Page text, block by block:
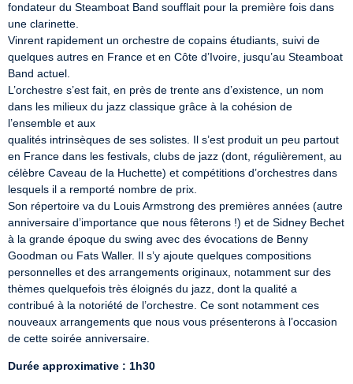
fondateur du Steamboat Band soufflait pour la première fois dans
une clarinette.
Vinrent rapidement un orchestre de copains étudiants, suivi de
quelques autres en France et en Côte d’Ivoire, jusqu’au Steamboat
Band actuel.
L’orchestre s’est fait, en près de trente ans d’existence, un nom
dans les milieux du jazz classique grâce à la cohésion de
l’ensemble et aux
qualités intrinsèques de ses solistes. Il s’est produit un peu partout
en France dans les festivals, clubs de jazz (dont, régulièrement, au
célèbre Caveau de la Huchette) et compétitions d’orchestres dans
lesquels il a remporté nombre de prix.
Son répertoire va du Louis Armstrong des premières années (autre
anniversaire d’importance que nous fêterons !) et de Sidney Bechet
à la grande époque du swing avec des évocations de Benny
Goodman ou Fats Waller. Il s’y ajoute quelques compositions
personnelles et des arrangements originaux, notamment sur des
thèmes quelquefois très éloignés du jazz, dont la qualité a
contribué à la notoriété de l’orchestre. Ce sont notamment ces
nouveaux arrangements que nous vous présenterons à l’occasion
de cette soirée anniversaire.
Durée approximative : 1h30